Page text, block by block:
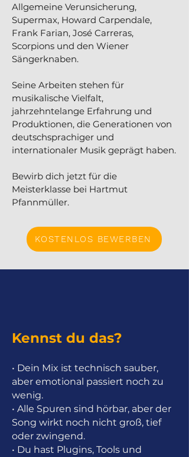
Allgemeine Verunsicherung,
Supermax, Howard Carpendale,
Frank Farian, José Carreras,
Scorpions und den Wiener
Sängerknaben.
Seine Arbeiten stehen für
musikalische Vielfalt,
jahrzehntelange Erfahrung und
Produktionen, die Generationen von
deutschsprachiger und
internationaler Musik geprägt haben.
Bewirb dich jetzt für die
Meisterklasse bei Hartmut
Pfannmüller.
KOSTENLOS BEWERBEN
Kennst du das?
• Dein Mix ist technisch sauber,
aber emotional passiert noch zu
wenig.
• Alle Spuren sind hörbar, aber der
Song wirkt noch nicht groß, tief
oder zwingend.
• Du hast Plugins, Tools und